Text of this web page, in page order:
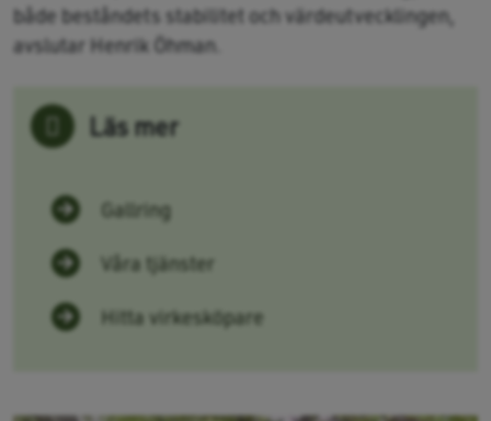
både beståndets stabilitet och värdeutvecklingen,
avslutar Henrik Öhman.
Läs mer
Gallring
Våra tjänster
Hitta virkesköpare